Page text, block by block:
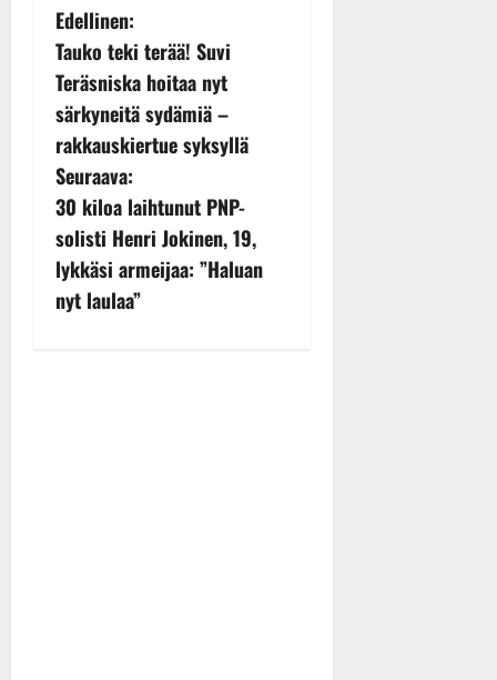
P
o
s
t
n
a
v
Edellinen:
Tauko teki terää! Suvi
Teräsniska hoitaa nyt
särkyneitä sydämiä –
rakkauskiertue syksyllä
Seuraava:
30 kiloa laihtunut PNP-
solisti Henri Jokinen, 19,
lykkäsi armeijaa: ”Haluan
nyt laulaa”